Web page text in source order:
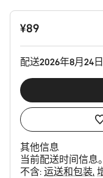
产
¥89
配送2026年8月24
其他信息
当前配送时间信息
不含: 运送和包装